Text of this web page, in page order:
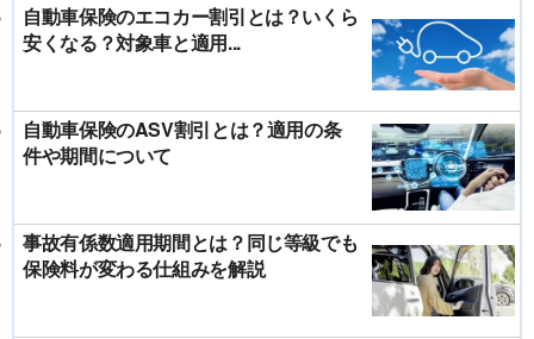
自動車保険のエコカー割引とは？いくら
安くなる？対象車と適用...
自動車保険のASV割引とは？適用の条
件や期間について
事故有係数適用期間とは？同じ等級でも
保険料が変わる仕組みを解説